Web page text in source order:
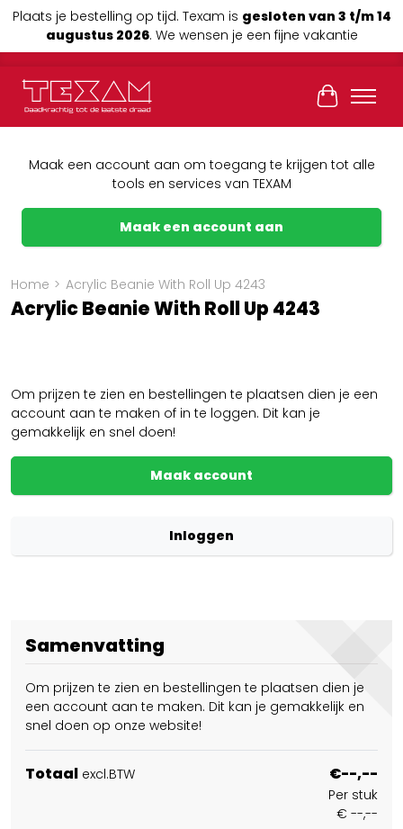
Plaats je bestelling op tijd. Texam is gesloten van 3 t/m 14
augustus 2026. We wensen je een fijne vakantie
Maak een account aan om toegang te krijgen tot alle
tools en services van TEXAM
Maak een account aan
Home > Acrylic Beanie With Roll Up 4243
Acrylic Beanie With Roll Up 4243
Om prijzen te zien en bestellingen te plaatsen dien je een
account aan te maken of in te loggen. Dit kan je
gemakkelijk en snel doen!
Maak account
Inloggen
Samenvatting
Om prijzen te zien en bestellingen te plaatsen dien je
een account aan te maken. Dit kan je gemakkelijk en
snel doen op onze website!
Totaal excl.BTW €--,--
Per stuk
€ --,--